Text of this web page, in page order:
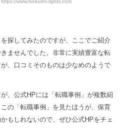
www.hoikushi-lights.com
探してみたのですが、ここでご紹介
ませんでした。非常に実績豊富な転
、口コミそのものは少なめのようで
、公式HPには「転職事例」が複数紹
の「転職事例」を見たほうが、保育
もしれないので、ぜひ公式HPをチェ